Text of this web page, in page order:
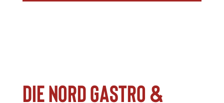
Die Nord Gastro &